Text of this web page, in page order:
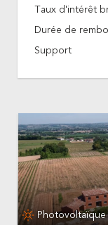
Taux d'intérêt
Durée de
Support
Photovoltaïque